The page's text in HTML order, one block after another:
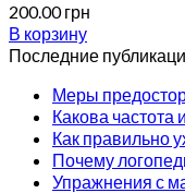
200.00грн
В корзину
Последние
Меры
Какова
Как правильно
Почему
Упражнения с